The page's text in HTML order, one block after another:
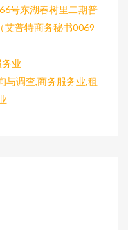
号东湖春树里二期普
艾普特商务秘书0069
业
与调查,商务服务业,租